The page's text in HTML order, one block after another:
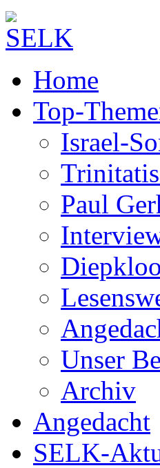
Home
Top-
Israel-
Paul
Unser
Archiv
Angedacht
SELK-